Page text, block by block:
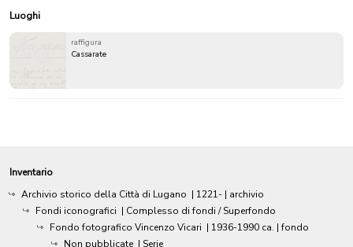
Luoghi
raffigura
Cassarate
Inventario
Archivio storico della Città di Lugano | 1221- | archivio
Fondi iconografici | Complesso di fondi / Superfondo
Fondo fotografico Vincenzo Vicari | 1936-1990 ca. | fondo
Non pubblicate | Serie